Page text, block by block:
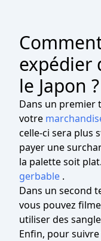
expédier
le Japon ?
Dans un premier
votre
celle-ci sera plus
payer une
la palette soit
gerbable .
Dans un second
vous pouvez
utiliser des
Enfin, pour